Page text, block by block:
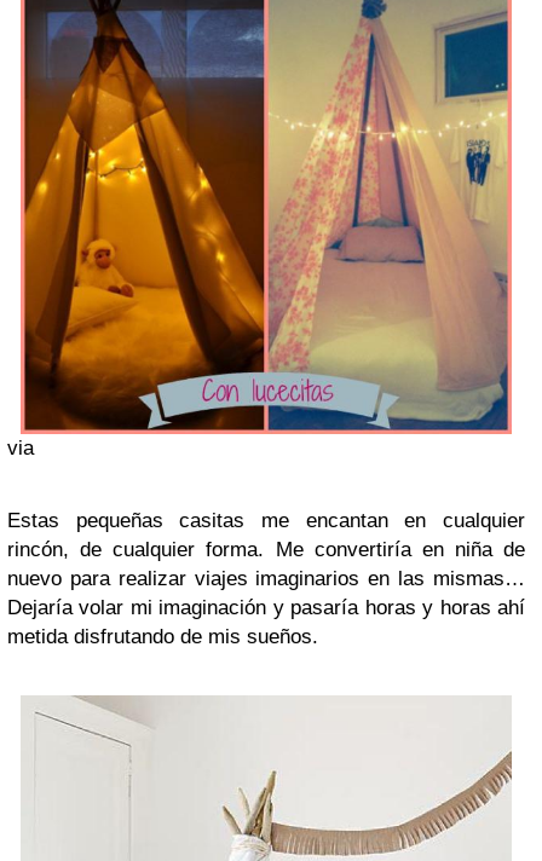
via
Estas pequeñas casitas me encantan en cualquier
rincón, de cualquier forma. Me convertiría en niña de
nuevo para realizar viajes imaginarios en las mismas…
Dejaría volar mi imaginación y pasaría horas y horas ahí
metida disfrutando de mis sueños.